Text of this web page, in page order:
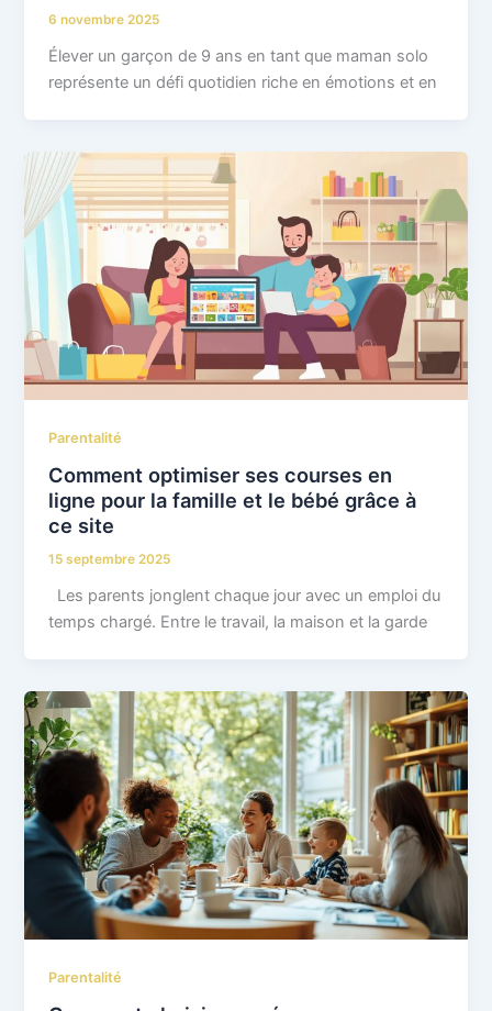
6 novembre 2025
Élever un garçon de 9 ans en tant que maman solo
représente un défi quotidien riche en émotions et en
Parentalité
Comment optimiser ses courses en
ligne pour la famille et le bébé grâce à
ce site
15 septembre 2025
Les parents jonglent chaque jour avec un emploi du
temps chargé. Entre le travail, la maison et la garde
Parentalité